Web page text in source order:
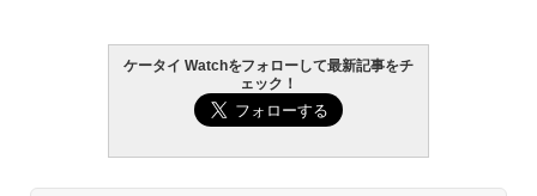
ケータイ Watchをフォローして最新記事をチ
ェック！